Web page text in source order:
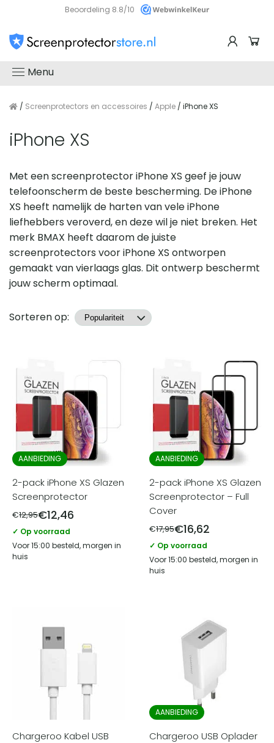
Beoordeling 8.8/10
Menu
/ Screenprotectors en accessoires / Apple / iPhone XS
iPhone XS
Met een screenprotector iPhone XS geef je jouw
telefoonscherm de beste bescherming. De iPhone
XS heeft namelijk de harten van vele iPhone
liefhebbers veroverd, en deze wil je niet breken. Het
merk BMAX heeft daarom de juiste
screenprotectors voor iPhone XS ontworpen
gemaakt van vierlaags glas. Dit ontwerp beschermt
jouw scherm optimaal.
Producten
Sorteren op:
AANBIEDING
2-pack iPhone XS Glazen
Screenprotector
€12,95€12,46
✓ Op voorraad
Voor 15:00 besteld, morgen in
huis
AANBIEDING
2-pack iPhone XS Glazen
Screenprotector – Full
Cover
€17,95€16,62
✓ Op voorraad
Voor 15:00 besteld, morgen in
huis
Chargeroo Kabel USB
AANBIEDING
Chargeroo USB Oplader